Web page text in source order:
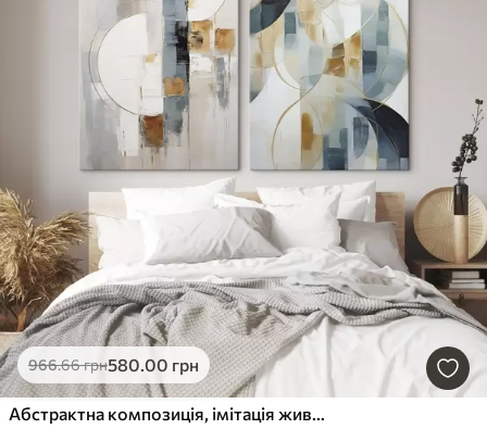
966.66грн580.00 грн
Абстрактна композиція, імітація живопису